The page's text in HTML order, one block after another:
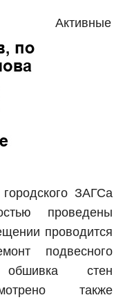
Активные
ЗАГСа
проведены
проводится
подвесного
обшивка стен
также